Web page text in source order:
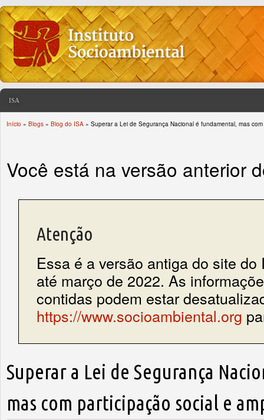
ISA
Início » Blogs » Blog do ISA » Superar a Lei de Segurança Nacional é fundamental, mas
Você está na versão anterior
Atenção
Essa é a versão antiga do site do
até março de 2022. As
contidas podem estar
https://www.socioambiental.org
Superar a Lei de Segurança
mas com participação social e